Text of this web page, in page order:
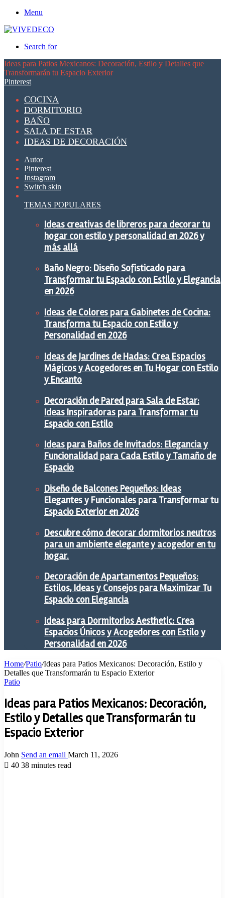
Menu
Search for
Ideas para Patios Mexicanos: Decoración, Estilo y Detalles que
Transformarán tu Espacio Exterior
Pinterest
COCINA
DORMITORIO
BAÑO
SALA DE ESTAR
IDEAS DE DECORACIÓN
Autor
Pinterest
Instagram
Switch skin
TEMAS POPULARES
Ideas creativas de libreros para decorar tu
hogar con estilo y personalidad en 2026 y
más allá
Baño Negro: Diseño Sofisticado para
Transformar tu Espacio con Estilo y Elegancia
en 2026
Ideas de Colores para Gabinetes de Cocina:
Transforma tu Espacio con Estilo y
Personalidad en 2026
Ideas de Jardines de Hadas: Crea Espacios
Mágicos y Acogedores en Tu Hogar con Estilo
y Encanto
Decoración de Pared para Sala de Estar:
Ideas Inspiradoras para Transformar tu
Espacio con Estilo
Ideas para Baños de Invitados: Elegancia y
Funcionalidad para Cada Estilo y Tamaño de
Espacio
Diseño de Balcones Pequeños: Ideas
Elegantes y Funcionales para Transformar tu
Espacio Exterior en 2026
Descubre cómo decorar dormitorios neutros
para un ambiente elegante y acogedor en tu
hogar.
Decoración de Apartamentos Pequeños:
Estilos, Ideas y Consejos para Maximizar Tu
Espacio con Elegancia
Ideas para Dormitorios Aesthetic: Crea
Espacios Únicos y Acogedores con Estilo y
Personalidad en 2026
Home/Patio/Ideas para Patios Mexicanos: Decoración, Estilo y
Detalles que Transformarán tu Espacio Exterior
Patio
Ideas para Patios Mexicanos: Decoración,
Estilo y Detalles que Transformarán tu
Espacio Exterior
John Send an email March 11, 2026
40 38 minutes read